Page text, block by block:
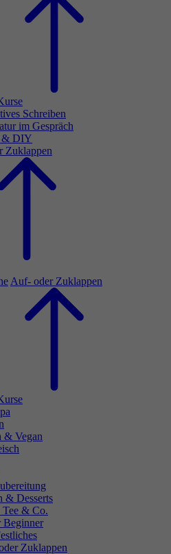
Schreiben
im Gespräch
& DIY
Zuklappen
Auf- oder Zuklappen
& Vegan
& Desserts
& Co.
Beginner
Zuklappen